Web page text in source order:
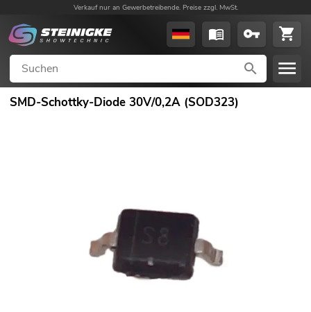
Verkauf nur an Gewerbetreibende. Preise zzgl. MwSt.
SMD-Schottky-Diode 30V/0,2A (SOD323)